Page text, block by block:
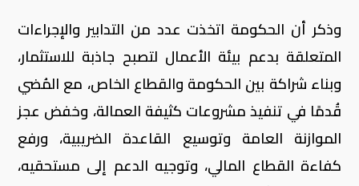
وذكر أن الحكومة اتخذت عدد من التدابير والإجراءات
المتعلقة بدعم بيئة الأعمال لتصبح جاذبة للاستثمار،
وبناء شراكة بين الحكومة والقطاع الخاص، مع المُضي
قُدمًا في تنفيذ مشروعات كثيفة العمالة، وخفض عجز
الموازنة العامة وتوسيع القاعدة الضريبية، ورفع
كفاءة القطاع المالي، وتوجيه الدعم إلى مستحقيه،